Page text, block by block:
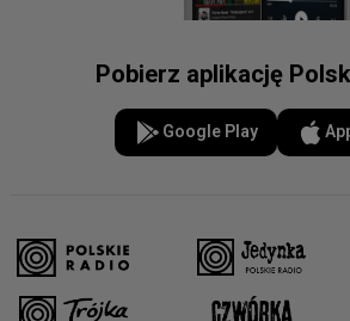
Pobierz aplikację
Google Play